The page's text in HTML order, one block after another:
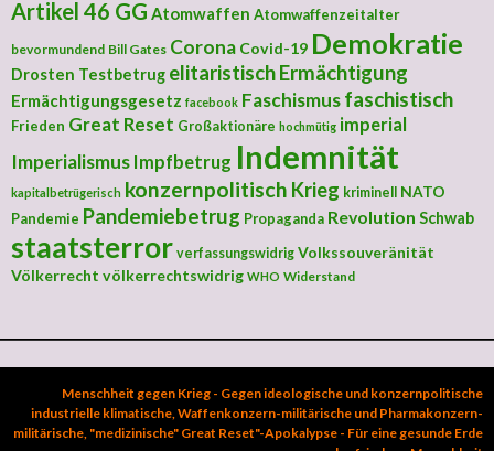
Artikel 46 GG Atomwaffen Atomwaffenzeitalter
bevormundend Bill Gates Corona Covid-19 Demokratie
Drosten Testbetrug elitaristischErmächtigung
Ermächtigungsgesetz facebook Faschismusfaschistisch
Frieden Great Reset Großaktionäre hochmütig imperial
Imperialismus Impfbetrug Indemnität
kapitalbetrügerisch konzernpolitisch Krieg kriminell
NATO
Pandemie Pandemiebetrug Propaganda Revolution Schwab
staatsterror verfassungswidrig Volkssouveränität
Völkerrecht völkerrechtswidrig WHO Widerstand
Menschheit gegen Krieg - Gegen ideologische und konzernpolitische
industrielle klimatische, Waffenkonzern-militärische und Pharmakonzern-
militärische, "medizinische" Great Reset"-Apokalypse - Für eine gesunde Erde